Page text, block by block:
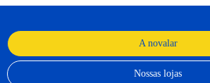
A novalar
Nossas lojas